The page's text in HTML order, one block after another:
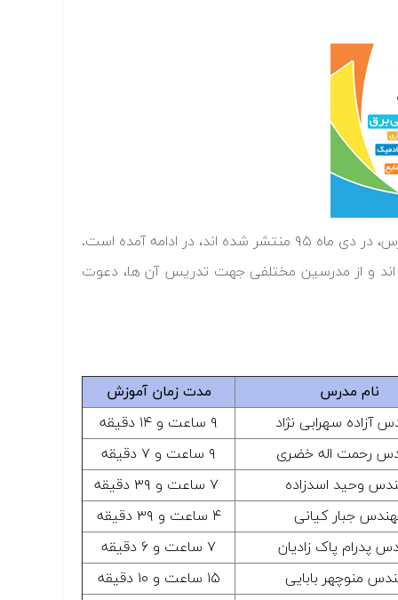
فهرست فرادرس هایی که در نتیجه تلاش مستمر مجموعه علمی آموزشی فرادرس، در دی ماه ۹۵ منتشر شده اند، در ادامه آمده است.
اند و از مدرسین مختلفی جهت تدریس آن ها، دعوت
نام مدرس مدت زمان آموزش
آزاده سهرابی نژاد ۹ ساعت و ۱۴ دقیقه
رحمت اله خضری ۹ ساعت و ۷ دقیقه
وحید اسدزاده
جبار کیانی ۴ ساعت و ۳۹ دقیقه
پدرام پاک زادیان ۷ ساعت و ۶ دقیقه
منوچهر بابایی ۱۵ ساعت و ۱۰ دقیقه